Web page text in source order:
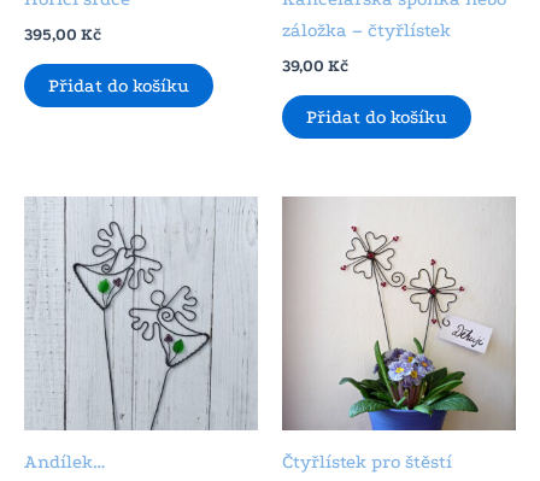
395,00 Kč
Přidat do košíku
záložka – čtyřlístek
39,00 Kč
Přidat do košíku
Andílek… Čtyřlístek pro štěstí